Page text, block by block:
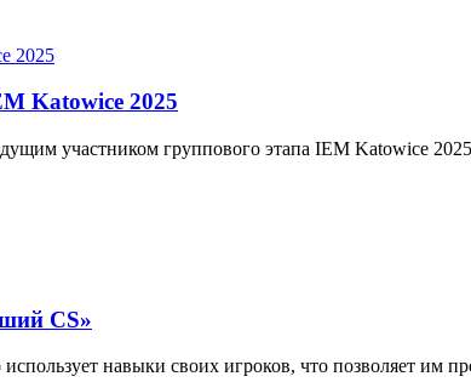
Katowice 2025
участником группового этапа IEM Katowice
CS‎»
навыки своих игроков, что позволяет им